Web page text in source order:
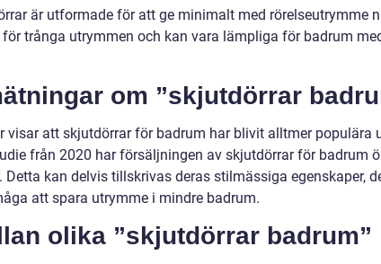
är utformade för att ge minimalt med rörelseutrymme
trånga utrymmen och kan vara lämpliga för badrum
om ”skjutdörrar
visar att skjutdörrar för badrum har blivit alltmer populära
från 2020 har försäljningen av skjutdörrar för badrum
kan delvis tillskrivas deras stilmässiga egenskaper,
att spara utrymme i mindre badrum.
olika ”skjutdörrar badrum”